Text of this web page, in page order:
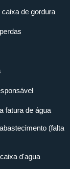
de gordura
fatura de água
(falta
d'agua